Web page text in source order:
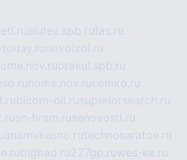
alutex.spb.rufas.ru
today.ru novoizol.ru
orakul.spb.ru
home.nov.rucemko.ru
bicom-oil.rusuperiorsearch.ru
sn-hram.rusenovosti.ru
anamvkusno.rutechnosaratov.ru
bigbad.ru227gp.ruwes-ex.ru